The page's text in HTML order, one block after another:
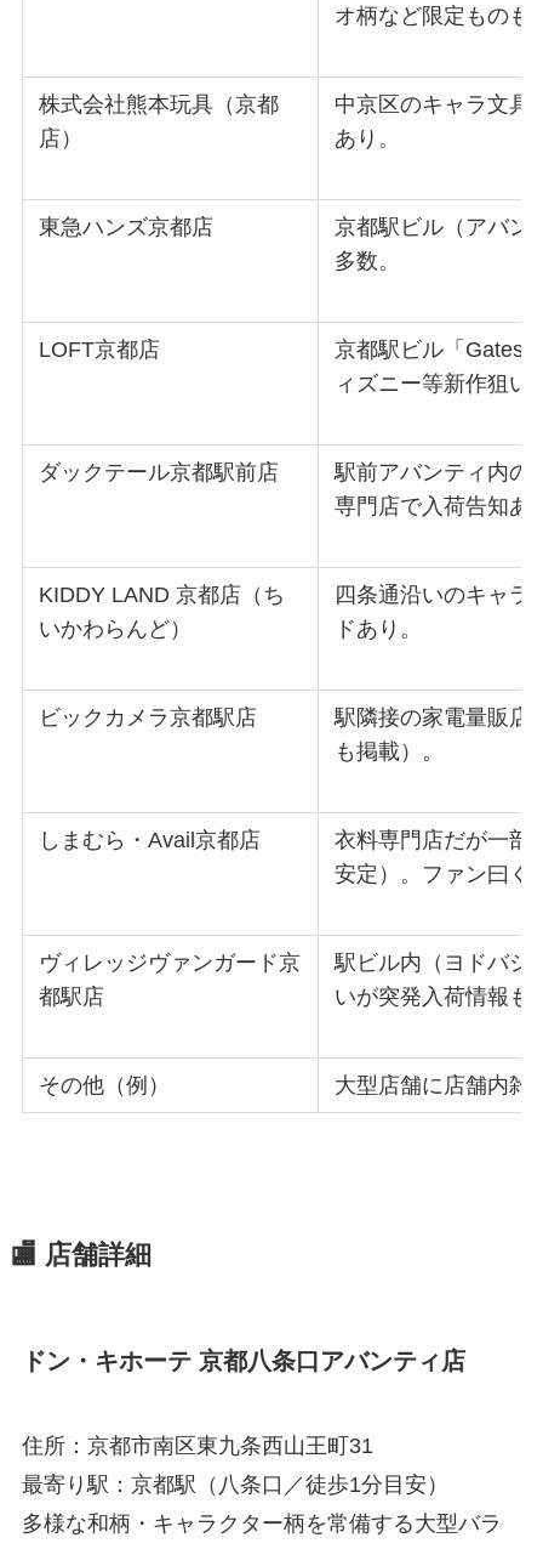
オ柄など限定ものも
株式会社熊本玩具（京都
店）
中京区のキャラ文具
あり。
東急ハンズ京都店
京都駅ビル（アバン
多数。
LOFT京都店
京都駅ビル「Gates
ィズニー等新作狙い
ダックテール京都駅前店
駅前アバンティ内の
専門店で入荷告知あ
KIDDY LAND 京都店（ち
いかわらんど）
四条通沿いのキャラ
ドあり。
ビックカメラ京都駅店
駅隣接の家電量販店
も掲載）。
しまむら・Avail京都店
衣料専門店だが一部
安定）。ファン曰く
ヴィレッジヴァンガード京
都駅店
駅ビル内（ヨドバシ
いが突発入荷情報も
その他（例） 大型店舗に店舗内雑
🏬 店舗詳細
ドン・キホーテ 京都八条口アバンティ店
住所：京都市南区東九条西山王町31
最寄り駅：京都駅（八条口／徒歩1分目安）
多様な和柄・キャラクター柄を常備する大型バラ